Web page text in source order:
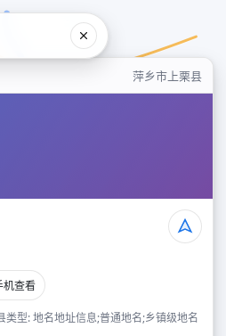
萍乡市上栗县
机查看
类型: 地名地址信息;普通地名;乡镇级地名